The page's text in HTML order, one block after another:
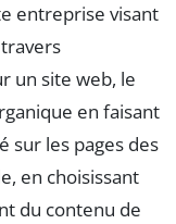
entreprise visant
travers
un site web, le
en faisant
sur les pages des
en choisissant
du contenu de